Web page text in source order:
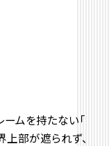
ムを持たない「
上部が遮られず、